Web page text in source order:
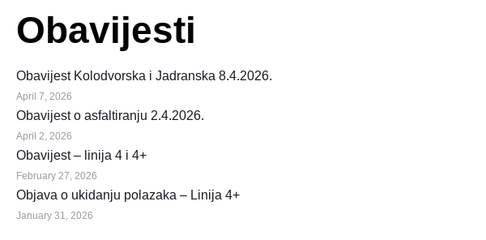
Obavijesti
Obavijest Kolodvorska i Jadranska 8.4.2026.
April 7, 2026
Obavijest o asfaltiranju 2.4.2026.
April 2, 2026
Obavijest – linija 4 i 4+
February 27, 2026
Objava o ukidanju polazaka – Linija 4+
January 31, 2026